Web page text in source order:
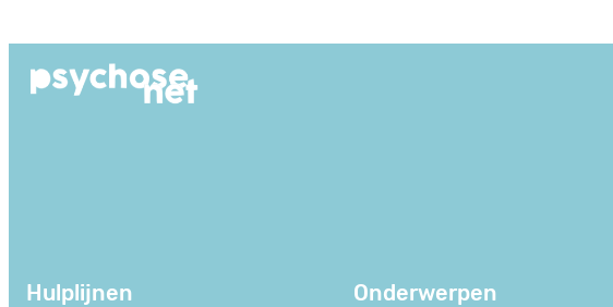
de
Hulplijnen Onderwerpen